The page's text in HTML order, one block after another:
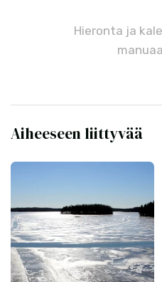
Hieronta ja
Aiheeseen liittyvää